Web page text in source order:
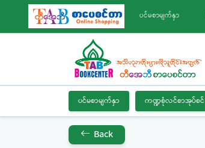
ပင်မစာမျက်နှာ
ပင်မစာမျက်နှာ ကဏ္ဍစုံလင်စာအုပ်စင်
Back